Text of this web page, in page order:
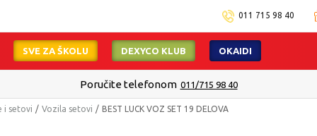
011 715 98 40
SVE ZA ŠKOLU DEXYCO KLUB OKAIDI
Poručite telefonom 011/715 98 40
i setovi Vozila setovi BEST LUCK VOZ SET 19 DELOVA